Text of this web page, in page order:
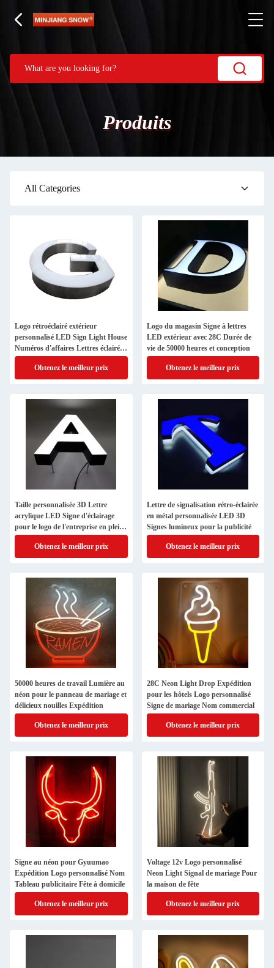
Produits
All Categories
Logo rétroéclairé extérieur
personnalisé LED Sign Light House
Numéros d'affaires Lettres éclairées
3D
Obtenez le meilleur prix
Logo du magasin Signe à lettres
LED extérieur avec 28C Durée de
vie de 50000 heures et conception
Obtenez le meilleur prix
Taille personnalisée 3D Lettre
acrylique LED Signe d'éclairage
pour le logo de l'entreprise en plein
air
Obtenez le meilleur prix
Lettre de signalisation rétro-éclairée
en métal personnalisée LED 3D
Signes lumineux pour la publicité
Obtenez le meilleur prix
50000 heures de travail Lumière au
néon pour le panneau de mariage et
délicieux nouilles Expédition
Obtenez le meilleur prix
28C Neon Light Drop Expédition
pour les hôtels Logo personnalisé
Signe de mariage Nom commercial
Obtenez le meilleur prix
Signe au néon pour Gyuumao
Expédition Logo personnalisé Nom
Tableau publicitaire Fête à domicile
Obtenez le meilleur prix
Voltage 12v Logo personnalisé
Neon Light Signal de mariage Pour
la maison de fête
Obtenez le meilleur prix